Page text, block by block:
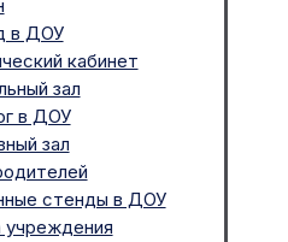
в ДОУ
кабинет
зал
в ДОУ
зал
стенды в ДОУ
учреждения